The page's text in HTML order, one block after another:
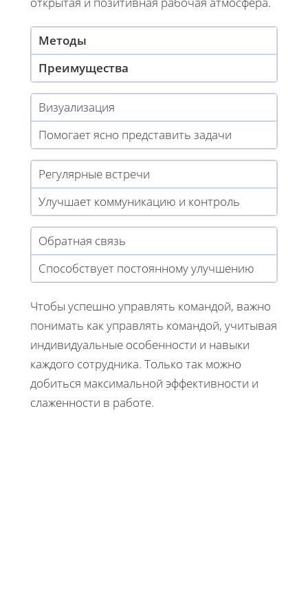
Методы
Преимущества
Визуализация
Помогает ясно представить задачи
Регулярные встречи
Улучшает коммуникацию и контроль
Обратная связь
Способствует постоянному улучшению
Чтобы успешно управлять командой, важно
понимать как управлять командой, учитывая
индивидуальные особенности и навыки
каждого сотрудника. Только так можно
добиться максимальной эффективности и
слаженности в работе.